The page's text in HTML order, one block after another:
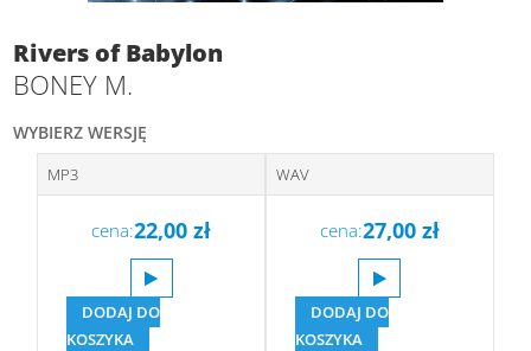
Rivers of Babylon
BONEY M.
WYBIERZ WERSJĘ
MP3
cena:22,00zł
DODAJ DO
KOSZYKA
WAV
cena:27,00 zł
DODAJ DO
KOSZYKA